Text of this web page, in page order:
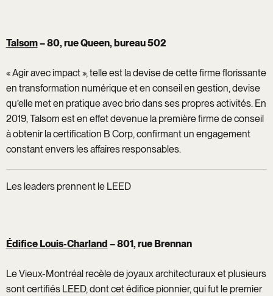
Talsom– 80, rue Queen, bureau 502
« Agir avec impact », telle est la devise de cette firme florissante
en transformation numérique et en conseil en gestion, devise
qu’elle met en pratique avec brio dans ses propres activités. En
2019, Talsom est en effet devenue la première firme de conseil
à obtenir la certification B Corp, confirmant un engagement
constant envers les affaires responsables.
Les leaders prennent le LEED
Édifice Louis-Charland – 801, rue Brennan
Le Vieux-Montréal recèle de joyaux architecturaux et plusieurs
sont certifiés LEED, dont cet édifice pionnier, qui fut le premier